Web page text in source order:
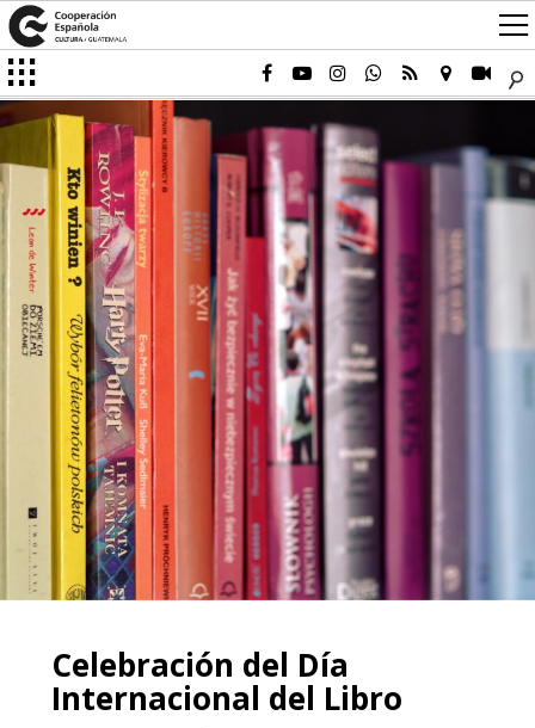
Celebración del Día
Internacional del Libro